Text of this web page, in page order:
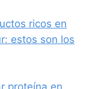
ricos en
estos son los